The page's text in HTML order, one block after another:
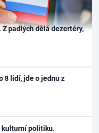
padlých dělá dezertéry,
8 lidí, jde o jednu z
kulturní politiku.